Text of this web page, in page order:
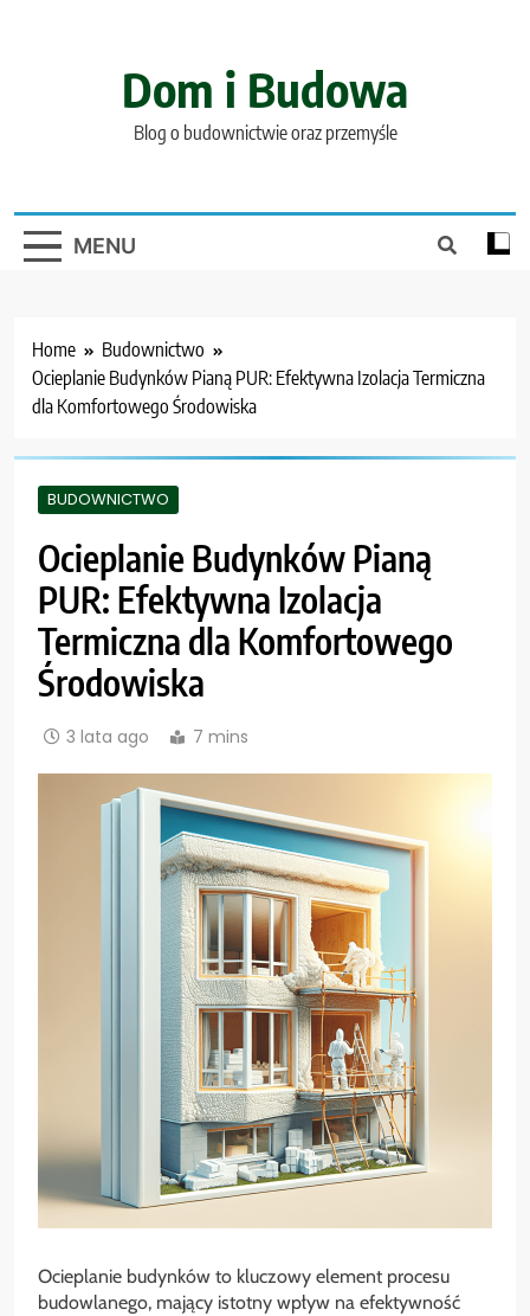
Dom i Budowa
Blog o budownictwie oraz przemyśle
MENU
Home
Budownictwo
Ocieplanie Budynków Pianą PUR: Efektywna Izolacja Termiczna
dla Komfortowego Środowiska
BUDOWNICTWO
Ocieplanie Budynków Pianą
PUR: Efektywna Izolacja
Termiczna dla Komfortowego
Środowiska
3 lata ago 7 mins
Ocieplanie budynków to kluczowy element procesu
budowlanego, mający istotny wpływ na efektywność